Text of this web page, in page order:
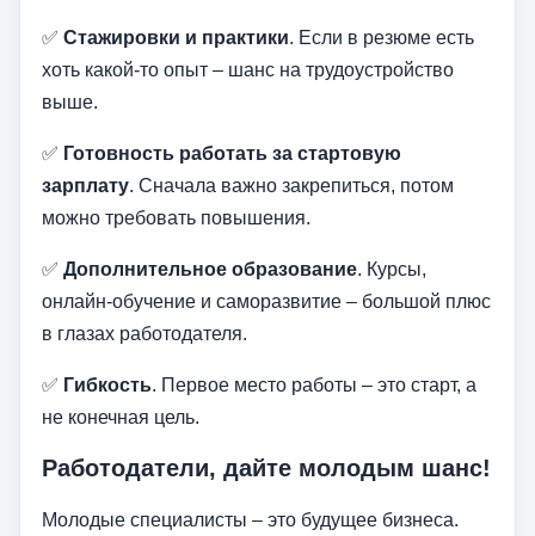
✅ Стажировки и практики. Если в резюме есть
хоть какой-то опыт – шанс на трудоустройство
выше.
✅ Готовность работать за стартовую
зарплату. Сначала важно закрепиться, потом
можно требовать повышения.
✅ Дополнительное образование. Курсы,
онлайн-обучение и саморазвитие – большой плюс
в глазах работодателя.
✅ Гибкость. Первое место работы – это старт, а
не конечная цель.
Работодатели, дайте молодым шанс!
Молодые специалисты – это будущее бизнеса.